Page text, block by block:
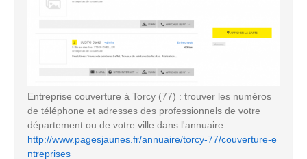
Entreprise couverture à Torcy (77) : trouver les numéros
de téléphone et adresses des professionnels de votre
département ou de votre ville dans l'annuaire ...
http://www.pagesjaunes.fr/annuaire/torcy-77/couverture-e
ntreprises